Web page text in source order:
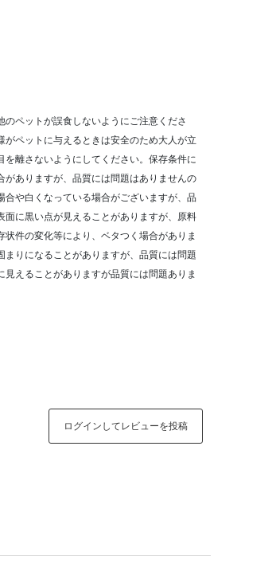
ペットが誤食しないようにご注意くださ
ペットに与えるときは安全のため大人が立
離さないようにしてください。保存条件に
がありますが、品質には問題はありませんの
や白くなっている場合がございますが、品
に黒い点が見えることがありますが、原料
件の変化等により、ベタつく場合がありま
りになることがありますが、品質には問題
えることがありますが品質には問題ありま
ログインしてレビューを投稿